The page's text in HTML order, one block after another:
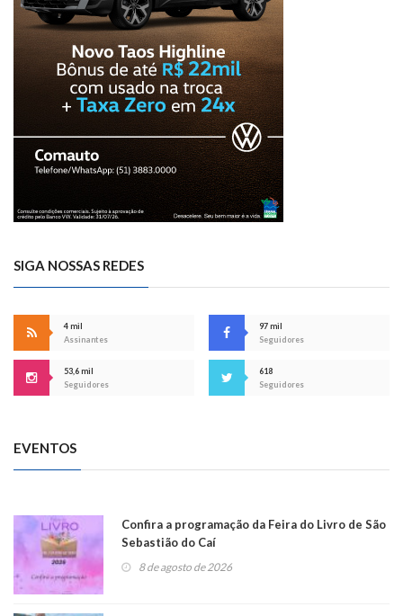
SIGA NOSSAS REDES
4 mil
Assinantes
97 mil
Seguidores
53,6 mil
Seguidores
618
Seguidores
EVENTOS
Confira a programação da Feira do Livro de São
Sebastião do Caí
8 de agosto de 2026